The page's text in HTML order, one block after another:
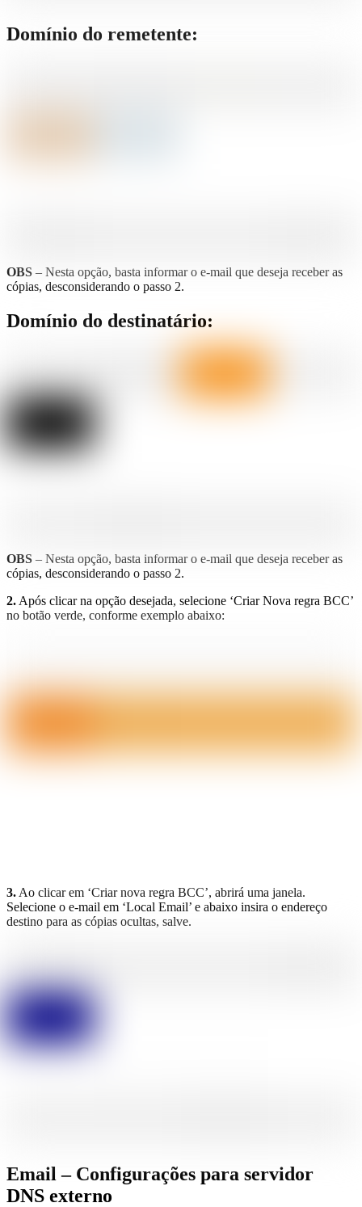
Domínio do remetente:
OBS – Nesta opção, basta informar o e-mail que deseja receber as
cópias, desconsiderando o passo 2.
Domínio do destinatário:
OBS – Nesta opção, basta informar o e-mail que deseja receber as
cópias, desconsiderando o passo 2.
2. Após clicar na opção desejada, selecione ‘Criar Nova regra BCC’
no botão verde, conforme exemplo abaixo:
3. Ao clicar em ‘Criar nova regra BCC’, abrirá uma janela.
Selecione o e-mail em ‘Local Email’ e abaixo insira o endereço
destino para as cópias ocultas, salve.
Email – Configurações para servidor
DNS externo